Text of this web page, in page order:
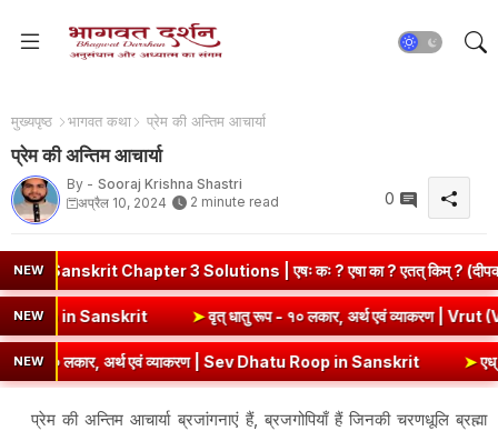
मुख्यपृष्ठ भागवत कथा प्रेम की अन्तिम आचार्या
प्रेम की अन्तिम आचार्या
By - Sooraj Krishna Shastri
अप्रैल 10, 2024
2 minute read 0
NEW Chapter 3 Solutions | एषः कः ? एषा का ? एतत् किम् ? (दीपकम)
NEW
Kri Dhatu Roop in Sanskrit ➤वृत् धातु रूप - १० लकार, अर्थ एवं
NEW
लकार, अर्थ एवं व्याकरण | Sev Dhatu Roop in Sanskrit ➤एध् धातु
प्रेम की अन्तिम आचार्या ब्रजांगनाएं हैं, ब्रजगोपियाँ हैं जिनकी चरणधूलि ब्रह्मा